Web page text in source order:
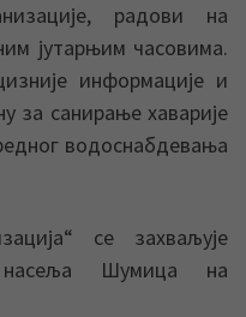
радови на
јутарњим часовима.
информације и
за санирање хаварије
водоснабдевања
се захваљује
насеља Шумица на